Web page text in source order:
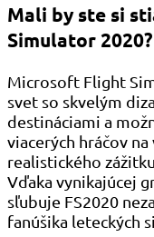
Mali by ste si
Simulator 2020?
Microsoft Flight
svet so skvelým
destináciami a
viacerých hráčov
realistického
Vďaka vynikajúcej
sľubuje FS2020
fanúšika leteckých